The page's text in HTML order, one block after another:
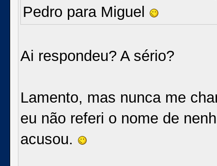
Pedro para Miguel
Ai respondeu? A sério?
Lamento, mas nunca me
eu não referi o nome de
acusou.